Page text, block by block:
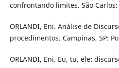
confrontando limites. São Carlos:
ORLANDI, Eni. Análise de
procedimentos. Campinas, SP:
ORLANDI, Eni. Eu, tu, ele: